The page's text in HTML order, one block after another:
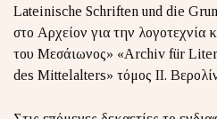
Lateinische Schriften und die
στο Αρχείον για την λογοτεχνία
του Μεσάιωνος» «Archiv für
des Mittelalters» τόμος II.